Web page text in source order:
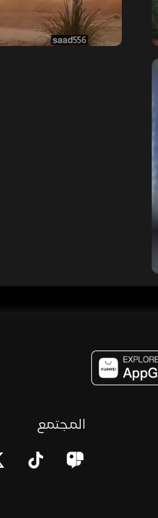
المجتمع